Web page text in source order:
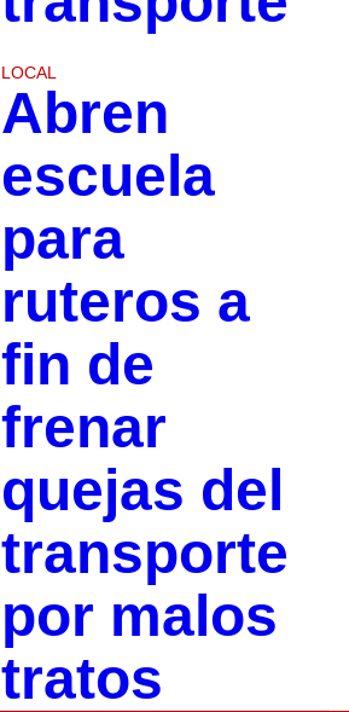
LOCAL
Abren
escuela
para
ruteros a
fin de
frenar
quejas del
transporte
por malos
tratos